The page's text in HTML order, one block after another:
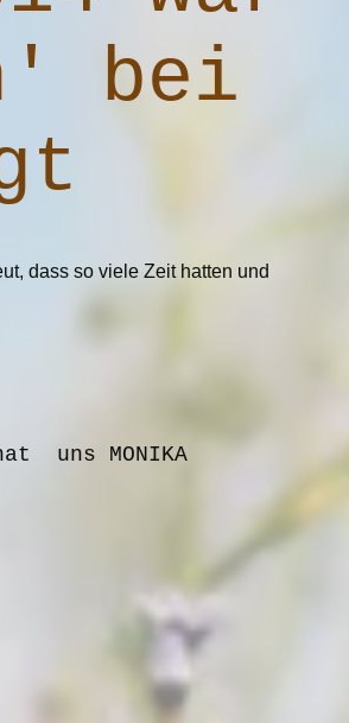
bei
dass so viele Zeit hatten und
uns MONIKA